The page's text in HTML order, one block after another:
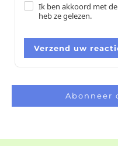
Ik ben akkoord met de
heb ze gelezen.
Verzend uw
Abonneer